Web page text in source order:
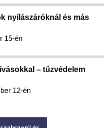
nyílászáróknál és más
15-én
– tűzvédelem
12-én